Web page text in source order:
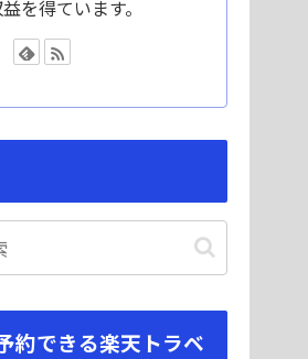
を得ています。
約できる楽天トラベ